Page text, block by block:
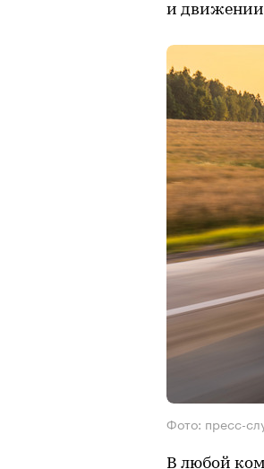
и движении
Фото: пресс-
В любой